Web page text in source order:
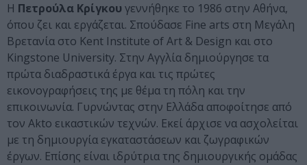
Η Πετρούλα Κρίγκου γεννήθηκε το 1986 στην Αθήνα,
όπου ζει και εργάζεται. Σπούδασε Fine arts στη Μεγάλη
Βρετανία στο Kent Institute of Art & Design και στο
Κingstone University. Στην Αγγλία δημιούργησε τα
πρώτα διαδραστικά έργα και τις πρώτες
εικονογραφήσεις της με θέμα τη πόλη και την
επικοινωνία. Γυρνώντας στην Ελλάδα αποφοίτησε από
τον Akto εικαστικών τεχνών. Εκεί άρχισε να ασχολείται
με τη δημιουργία εγκαταστάσεων και ζωγραφικών
έργων. Επίσης είναι ιδρύτρια της δημιουργικής ομάδας